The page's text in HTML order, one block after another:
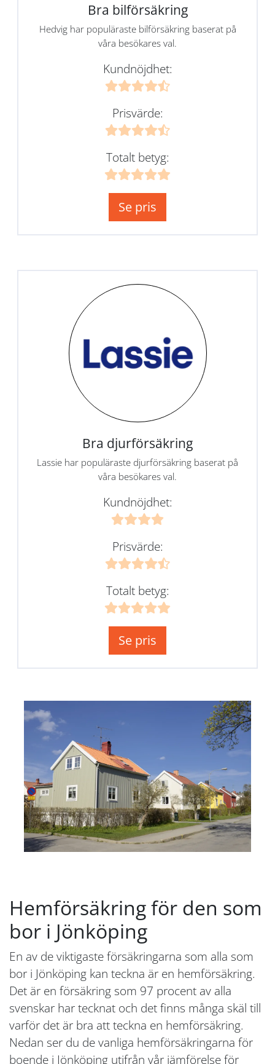
Bra bilförsäkring
Hedvig har populäraste bilförsäkring baserat på
våra besökares val.
Kundnöjdhet:
Prisvärde:
Totalt betyg:
Se pris
Bra djurförsäkring
Lassie har populäraste djurförsäkring baserat på
våra besökares val.
Kundnöjdhet:
Prisvärde:
Totalt betyg:
Se pris
Hemförsäkring för den som
bor i Jönköping
En av de viktigaste försäkringarna som alla som
bor i Jönköping kan teckna är en hemförsäkring.
Det är en försäkring som 97 procent av alla
svenskar har tecknat och det finns många skäl till
varför det är bra att teckna en hemförsäkring.
Nedan ser du de vanliga hemförsäkringarna för
boende i Jönköping utifrån vår jämförelse för